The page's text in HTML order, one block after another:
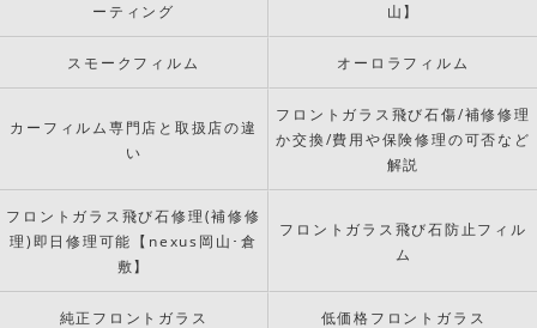
ーティング
山】
スモークフィルム オーロラフィルム
カーフィルム専門店と取扱店の違
い
フロントガラス飛び石傷/補修修理
か交換/費用や保険修理の可否など
解説
フロントガラス飛び石修理(補修修
理)即日修理可能【nexus岡山･倉
敷】
フロントガラス飛び石防止フィル
ム
純正フロントガラス 低価格フロントガラス